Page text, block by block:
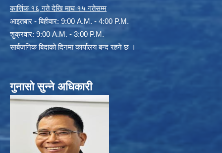
कार्त्तिक १६ गते देखि माघ १५ गतेसम्म
आइतबार - बिहीवार: 9:00 A.M. - 4:00 P.M.
शुक्रवार: 9:00 A.M. - 3:00 P.M.
सार्बजनिक बिदाको दिनमा कार्यालय बन्द रहने छ ।
गुनासो सुन्ने अधिकारी